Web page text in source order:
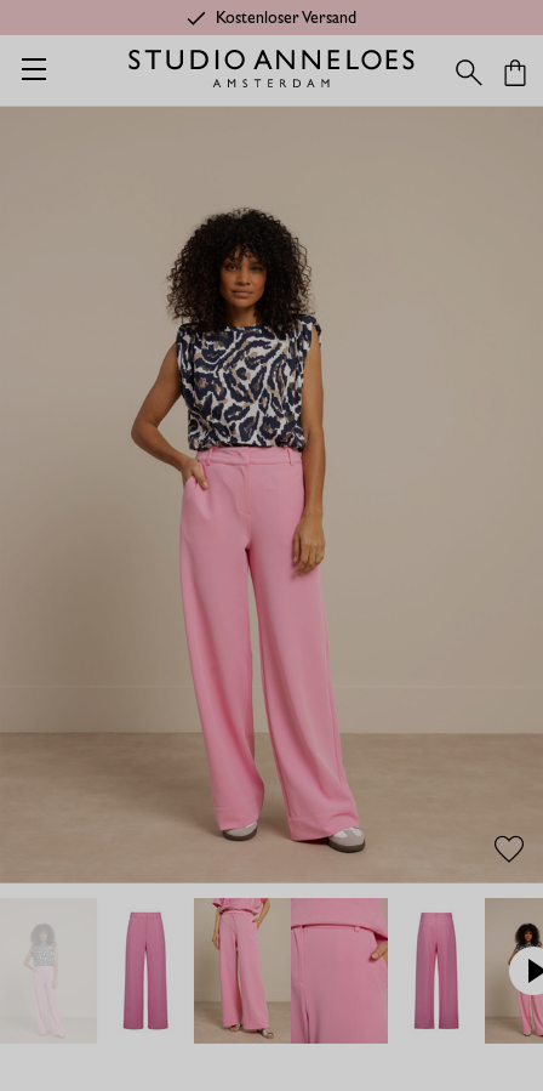
Kostenloser Versand
Startseite Shop Kategorien Letzte Chance Luz twill